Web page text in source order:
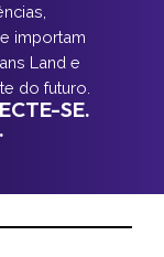
importam
Land e
do futuro.
SE.